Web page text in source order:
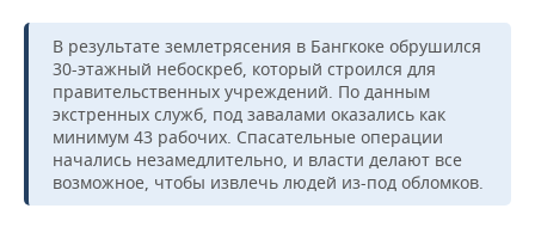
КИБЕРСПОРТ
ФИГУРНОЕ КАТАНИЕ
ВОДНЫЕ ВИДЫ СПОРТА
ХОККЕЙ С МЯЧОМ
КУЛЬТУРА
МЕДИЦИНА
ОБРАЗОВАНИЕ
ПРОИСШЕСТВИЯ
СПИСОК КОМПАНИЙ
В результате землетрясения в Бангкоке обрушился
30-этажный небоскреб, который строился для
правительственных учреждений. По данным
экстренных служб, под завалами оказались как
минимум 43 рабочих. Спасательные операции
начались незамедлительно, и власти делают все
возможное, чтобы извлечь людей из-под обломков.